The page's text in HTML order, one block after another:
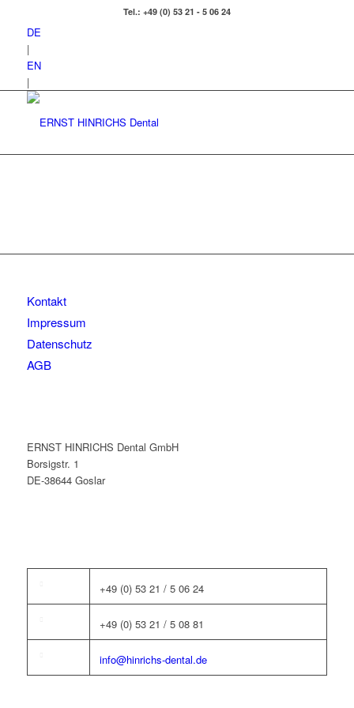
Tel.: +49 (0) 53 21 - 5 06 24
DE
|
EN
|
Kontakt
Impressum
Datenschutz
AGB
ERNST HINRICHS Dental GmbH
Borsigstr. 1
DE-38644 Goslar
+49 (0) 53 21 / 5 06 24
+49 (0) 53 21 / 5 08 81
info@hinrichs-dental.de